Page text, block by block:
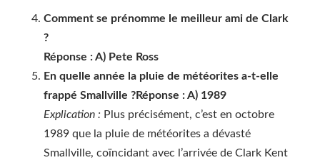
Comment se prénomme le meilleur ami de Clark
?
Réponse : A) Pete Ross
En quelle année la pluie de météorites a-t-elle
frappé Smallville ?Réponse : A) 1989
Explication : Plus précisément, c’est en octobre
1989 que la pluie de météorites a dévasté
Smallville, coïncidant avec l’arrivée de Clark Kent